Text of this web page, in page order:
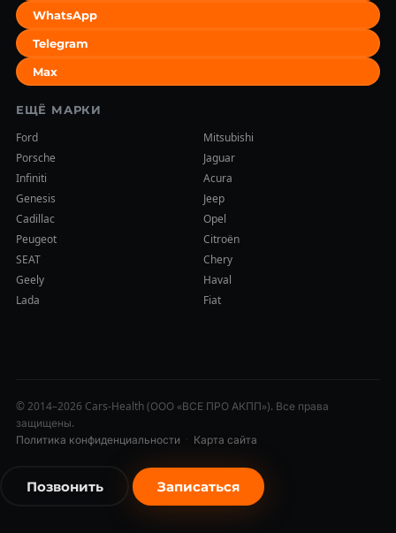
WhatsApp
Telegram
Max
ЕЩЁ МАРКИ
Ford
Mitsubishi
Porsche
Jaguar
Infiniti
Acura
Genesis
Jeep
Cadillac
Opel
Peugeot
Citroën
SEAT
Chery
Geely
Haval
Lada
Fiat
© 2014–2026 Cars-Health (ООО «ВСЕ ПРО АКПП»). Все права
защищены.
Политика конфиденциальности · Карта сайта
Позвонить Записаться